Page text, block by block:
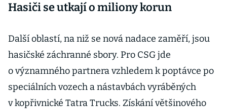
v Česku patří
Materům
Hasiči se utkají o miliony korun
Další oblastí, na niž se nová nadace zaměří, jsou
hasičské záchranné sbory. Pro CSG jde
o významného partnera vzhledem k poptávce po
speciálních vozech a nástavbách vyráběných
v kopřivnické Tatra Trucks. Získání většinového